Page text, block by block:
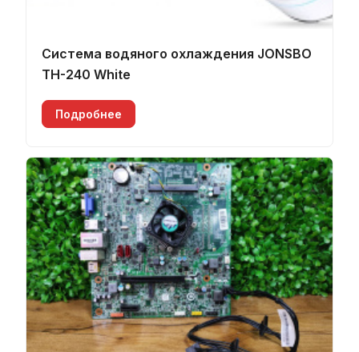
Система водяного охлаждения JONSBO
TH-240 White
Подробнее